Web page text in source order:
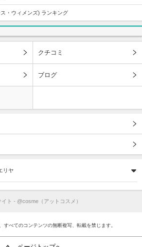
・ウィメンズ) ランキング
クチコミ
ブログ
リヤ
ト - @cosme（アットコスメ）
すべてのコンテンツの無断複写、転載を禁じます。